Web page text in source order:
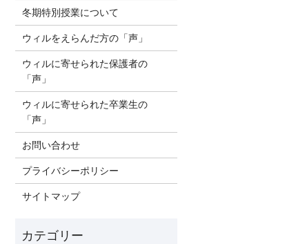
冬期特別授業について
ウィルをえらんだ方の「声」
ウィルに寄せられた保護者の
「声」
ウィルに寄せられた卒業生の
「声」
お問い合わせ
プライバシーポリシー
サイトマップ